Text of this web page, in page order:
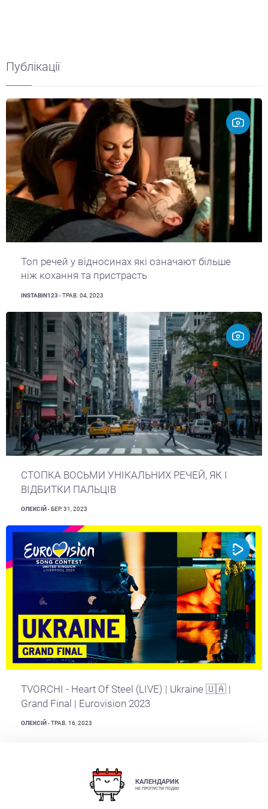
Публікації
Топ речей у відносинах які означают більше
ніж кохання та пристрасть
INSTABIN123 - ТРАВ. 04, 2023
СТОПКА ВОСЬМИ УНІКАЛЬНИХ РЕЧЕЙ, ЯК І
ВІДБИТКИ ПАЛЬЦІВ
ОЛЕКСІЙ - БЕР. 31, 2023
TVORCHI - Heart Of Steel (LIVE) | Ukraine 🇺🇦 |
Grand Final | Eurovision 2023
ОЛЕКСІЙ - ТРАВ. 16, 2023
КАЛЕНДАРИК
НЕ ПРОПУСТИ ПОДІЮ